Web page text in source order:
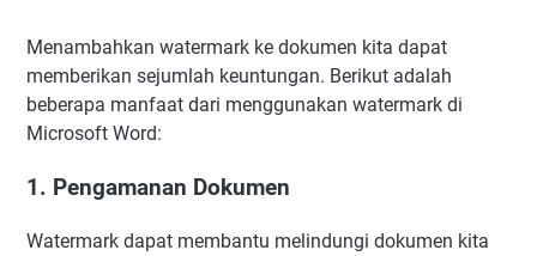
Menambahkan watermark ke dokumen kita dapat
memberikan sejumlah keuntungan. Berikut adalah
beberapa manfaat dari menggunakan watermark di
Microsoft Word:
1. Pengamanan Dokumen
Watermark dapat membantu melindungi dokumen kita